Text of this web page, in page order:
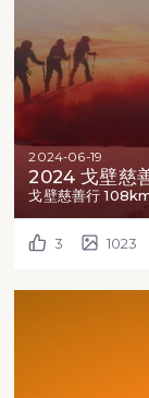
2024-06-19
2024 戈壁慈
戈壁慈善行
3 1023